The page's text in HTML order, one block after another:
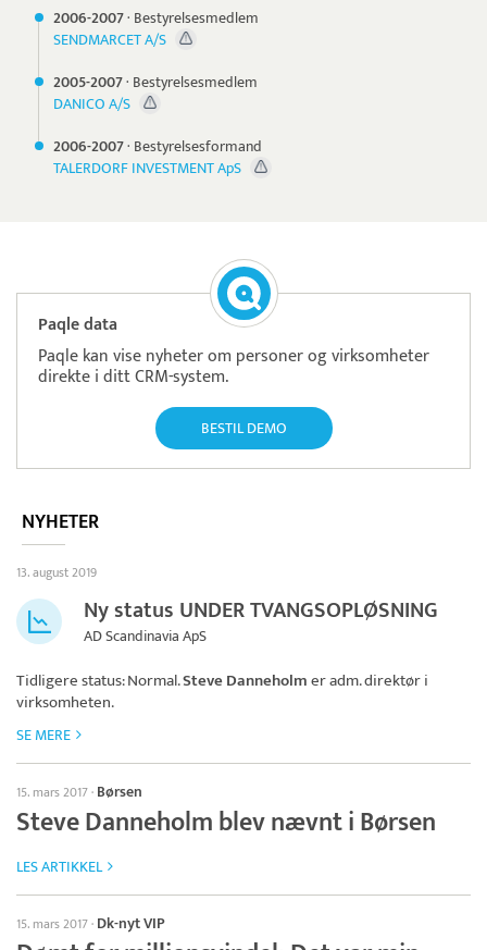
2006-2007· Bestyrelsesmedlem
SENDMARCET A/S
2005-2007· Bestyrelsesmedlem
DANICO A/S
2006-2007· Bestyrelsesformand
TALERDORF INVESTMENT ApS
Paqle data
Paqle kan vise nyheter om personer og virksomheter
direkte i ditt CRM-system.
BESTIL DEMO
NYHETER
13. august 2019
Ny status UNDER TVANGSOPLØSNING
AD Scandinavia ApS
Tidligere status: Normal.Steve Danneholmer adm. direktør i
virksomheten.
SE MERE
15. mars 2017· Børsen
Steve Danneholm blev nævnt i Børsen
LES ARTIKKEL
15. mars 2017· Dk-nyt VIP